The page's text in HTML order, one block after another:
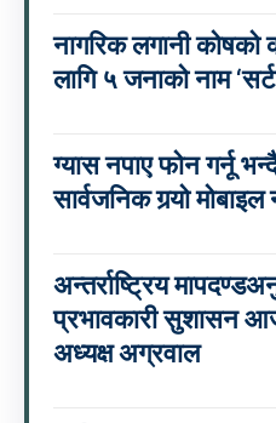
नागरिक लगानी कोषको
लागि ५ जनाको नाम
ग्यास नपाए फोन गर्नू
सार्वजनिक गर्‍यो मोबाइल
अन्तर्राष्ट्रिय
प्रभावकारी सुशासन
अध्यक्ष अग्रवाल